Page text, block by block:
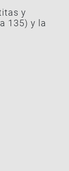
y
135) y la